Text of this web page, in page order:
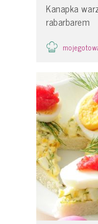
Kanapka
rabarbarem